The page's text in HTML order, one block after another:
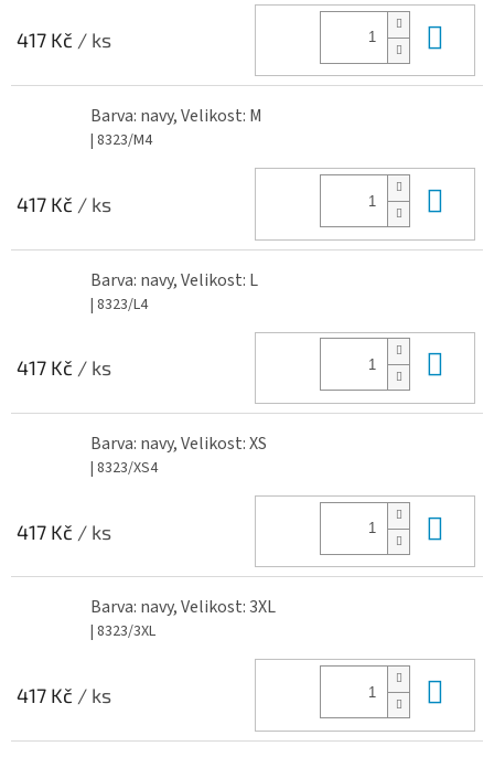
417 Kč / ks
Barva: navy, Velikost: M
| 8323/M4
417 Kč / ks
Barva: navy, Velikost: L
| 8323/L4
417 Kč / ks
Barva: navy, Velikost: XS
| 8323/XS4
417 Kč / ks
Barva: navy, Velikost: 3XL
| 8323/3XL
417 Kč / ks